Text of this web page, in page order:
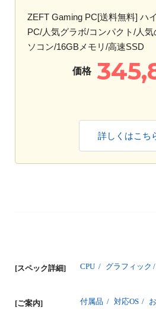
ZEFT Gaming PC[送料無料] ハ
PC/人気グラボ/コンパクト/人
ソコン/16GBメモリ/高速SSD
価格
詳しくはこち
[スペック詳細] CPU / グラフィック /
[ご案内] 付属品 / 対応OS /